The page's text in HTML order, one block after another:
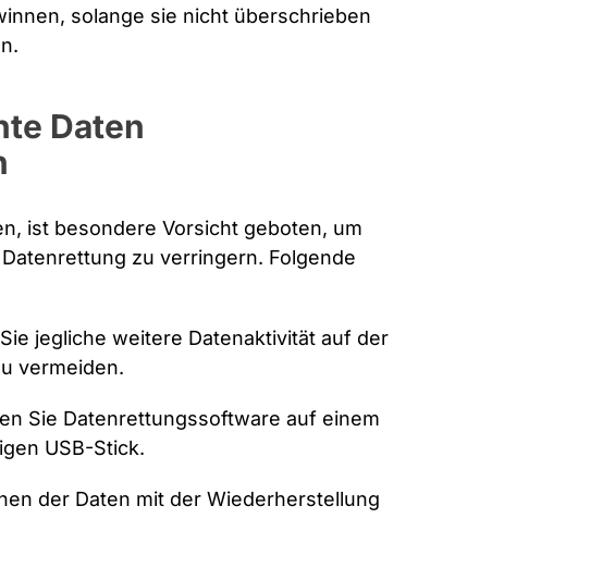
solange sie nicht überschrieben
Daten
ist besondere Vorsicht geboten, um
zu verringern. Folgende
jegliche weitere Datenaktivität auf der
vermeiden.
Sie Datenrettungssoftware auf einem
USB-Stick.
der Daten mit der Wiederherstellung